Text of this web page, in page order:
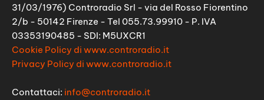
31/03/1976) Controradio Srl - via del Rosso Fiorentino
2/b - 50142 Firenze - Tel 055.73.99910 - P. IVA
03353190485 - SDI: M5UXCR1
Cookie Policy di www.controradio.it
Privacy Policy di www.controradio.it
Contattaci: info@controradio.it